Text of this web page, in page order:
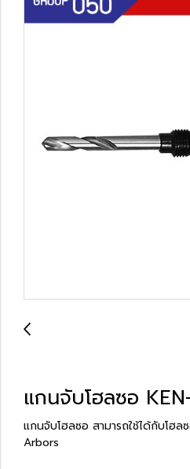
แกนจับโฮลซอ
แกนจับโฮลซอ สามารถใช้ได้กับโฮ
Arbors